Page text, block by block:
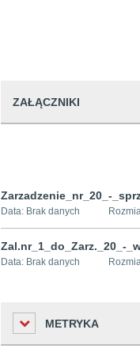
ZAŁĄCZNIKI
Zarzadzenie_nr_20_-
Data: Brak danych
Zal.nr_1_do_Zarz._20_-
Data: Brak danych
METRYKA